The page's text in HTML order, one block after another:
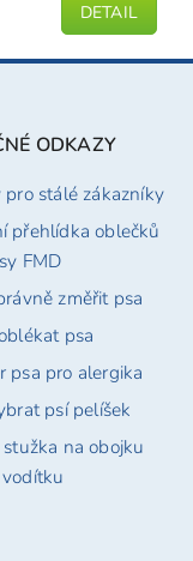
DETAIL
ODKAZY
pro stálé zákazníky
přehlídka oblečků
FMD
změřit psa
psa
psa pro alergika
psí pelíšek
na obojku